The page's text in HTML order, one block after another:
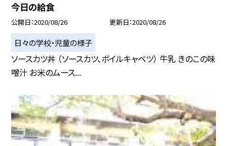
今日の給食
公開日 2020/08/26 更新日 2020/08/26
日々の学校・児童の様子
ソースカツ丼 （ソースカツ、ボイルキャベツ） 牛乳 きのこの味
噌汁 お米のムース...